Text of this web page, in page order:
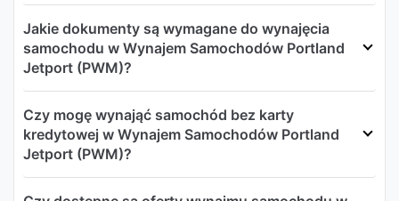
Jakie dokumenty są wymagane do wynajęcia
samochodu w Wynajem Samochodów Portland
Jetport (PWM)?
Czy mogę wynająć samochód bez karty
kredytowej w Wynajem Samochodów Portland
Jetport (PWM)?